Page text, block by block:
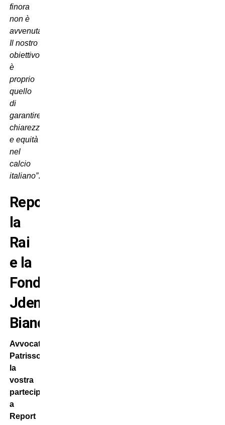
finora
non è
avvenuta.
Il nostro
obiettivo
è
proprio
quello
di
garantire
chiarezza
e equità
nel
calcio
italiano”.
Report,
la
Rai
e la
Fondazione
Jdentità
Bianconera
Avvocato
Patrisso,
la
vostra
partecipazione
a
Report